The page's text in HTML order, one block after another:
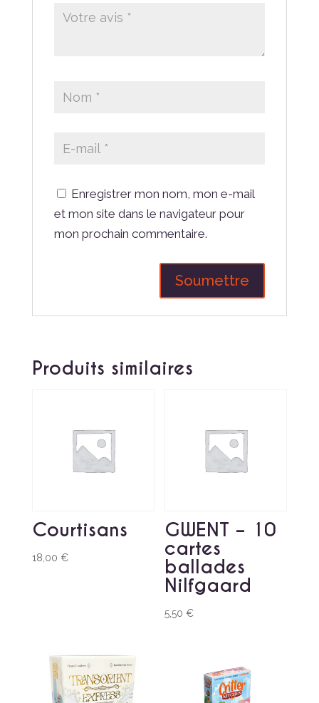
Enregistrer mon nom, mon e-mail
et mon site dans le navigateur pour
mon prochain commentaire.
Produits similaires
Courtisans
18,00 €
GWENT – 10
cartes
ballades
Nilfgaard
5,50€